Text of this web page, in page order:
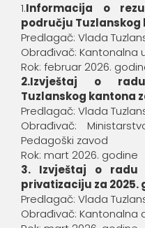
1.Informacija o
području Tuzlanskog
Predlagač: Vlada
Obrađivač: Kantonalna
Rok: februar 2026.
2.Izvještaj o
Tuzlanskog kantona
Predlagač: Vlada
Obrađivač:
Pedagoški zavod
Rok: mart 2026. godine
3. Izvještaj o radu
privatizaciju za 2025.
Predlagač: Vlada
Obrađivač: Kantonalna